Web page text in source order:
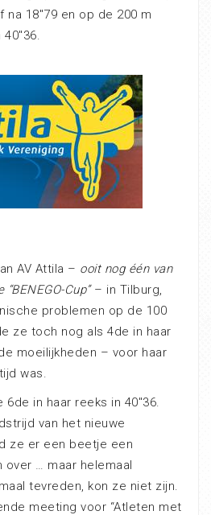
18″79 en op de 200 m
AV Attila – ooit nog één van
Cup”– in Tilburg,
problemen op de 100
ze toch nog als 4de in haar
moeilijkheden – voor haar
was.
in haar reeks in 40″36.
van het nieuwe
ze er een beetje een
over … maar helemaal
tevreden, kon ze niet zijn.
meeting voor “Atleten met